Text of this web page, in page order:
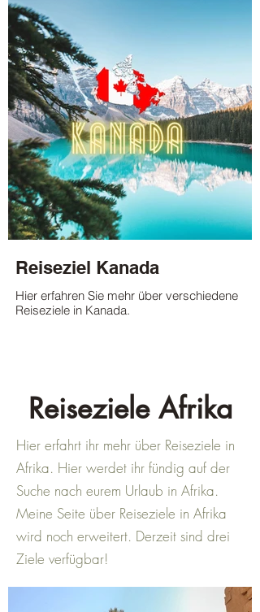
Reiseziel Kanada
Hier erfahren Sie mehr über verschiedene
Reiseziele in Kanada.
Reiseziele Afrika
Hier erfahrt ihr mehr über Reiseziele in
Afrika. Hier werdet ihr fündig auf der
Suche nach eurem Urlaub in Afrika.
Meine Seite über Reiseziele in Afrika
wird noch erweitert. Derzeit sind drei
Ziele verfügbar!